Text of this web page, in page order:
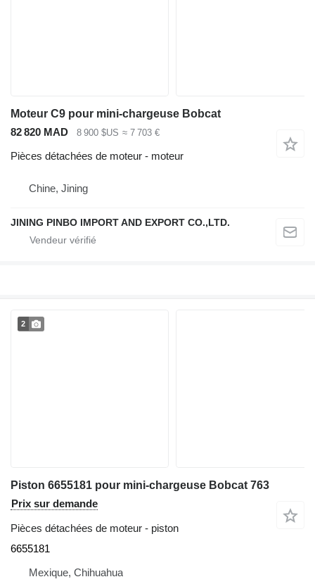
Moteur C9 pour mini-chargeuse Bobcat
82 820 MAD
8 900 $US ≈ 7 703 €
Pièces détachées de moteur - moteur
Chine, Jining
JINING PINBO IMPORT AND EXPORT CO.,LTD.
2
Piston 6655181 pour mini-chargeuse Bobcat 763
Prix sur demande
Pièces détachées de moteur - piston
6655181
Mexique, Chihuahua